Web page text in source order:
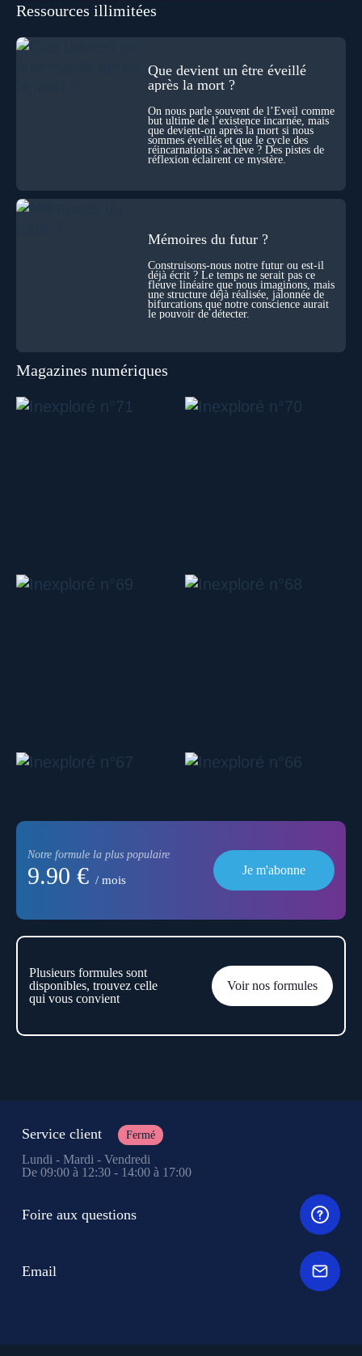
se construisent grâce à des milliers de morts cellulaires
effacements nécessaires façonnent la vie elle-même. À toutes
les échelles, la mort apparaît moins comme une rupture que
comme une logique active du vivant. Alors, la biologie peut-
elle transformer notre manière de penser la mort ? Existe-t-il
des ponts avec nos intuitions métaphysiques sur le cycle de
biochimie et spécialiste de la mort cellulaire.
Ressources illimitées
Que devient un être éveillé
après la mort ?
On nous parle souvent de l’Éveil comme
but ultime de l’existence incarnée, mais
que devient-on après la mort si nous
sommes éveillés et que le cycle des
réincarnations s’achève ? Des pistes de
réflexion éclairent ce mystère.
Mémoires du futur ?
Construisons-nous notre futur ou est-il
déjà écrit ? Le temps ne serait pas ce
fleuve linéaire que nous imaginons, mais
une structure déjà réalisée, jalonnée de
bifurcations que notre conscience aurait
le pouvoir de détecter.
Magazines numériques
Notre formule la plus populaire
9.90 € / mois
Je m'abonne
Plusieurs formules sont
disponibles, trouvez celle
qui vous convient
Voir nos formules
Service client Fermé
Lundi - Mardi - Vendredi
De 09:00 à 12:30 - 14:00 à 17:00
Foire aux questions
Email